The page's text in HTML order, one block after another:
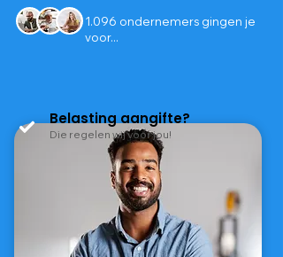
1.096 ondernemers gingen je
voor...
Belasting aangifte?
Die regelen wij voor jou!